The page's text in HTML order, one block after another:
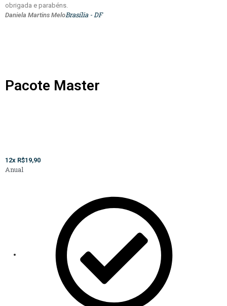
obrigada e parabéns.
Daniela Martins MeloBrasília - DF
Pacote Master
12x R$19,90
Anual